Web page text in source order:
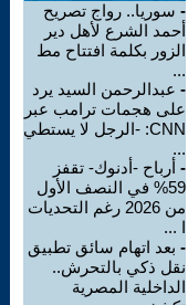
- سوريا.. رواج تصريح
أحمد الشرع لأهل دير
الزور بكلمة افتتاح مط
...
- عبدالرحمن السيد يرد
على هجمات ترامب عبر
CNN: -الرجل لا يستطي
...
- أرباح -أدنوك- تقفز
59% في النصف الأول
من 2026 رغم التحديات
ا ...
- بعد اتهام سائق تطبيق
نقل ذكي بالتحرش..
الداخلية المصرية